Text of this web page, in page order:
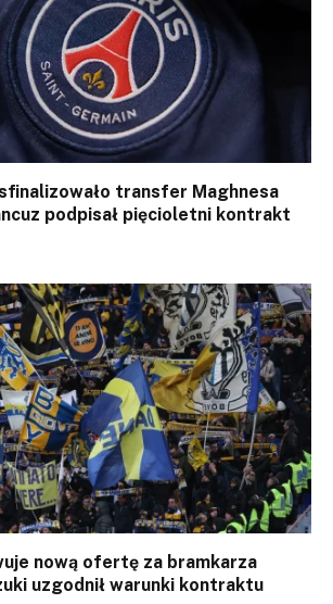
transfer Maghnesa
podpisał pięcioletni kontrakt
nową ofertę za bramkarza
uzgodnił warunki kontraktu